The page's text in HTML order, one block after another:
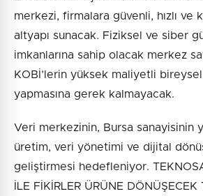
merkezi, firmalara güvenli, hızlı ve
altyapı sunacak. Fiziksel ve siber
imkanlarına sahip olacak merkez
KOBİ’lerin yüksek maliyetli bireysel
yapmasına gerek kalmayacak.
Veri merkezinin, Bursa sanayisinin
üretim, veri yönetimi ve dijital
geliştirmesi hedefleniyor.
İLE FİKİRLER ÜRÜNE